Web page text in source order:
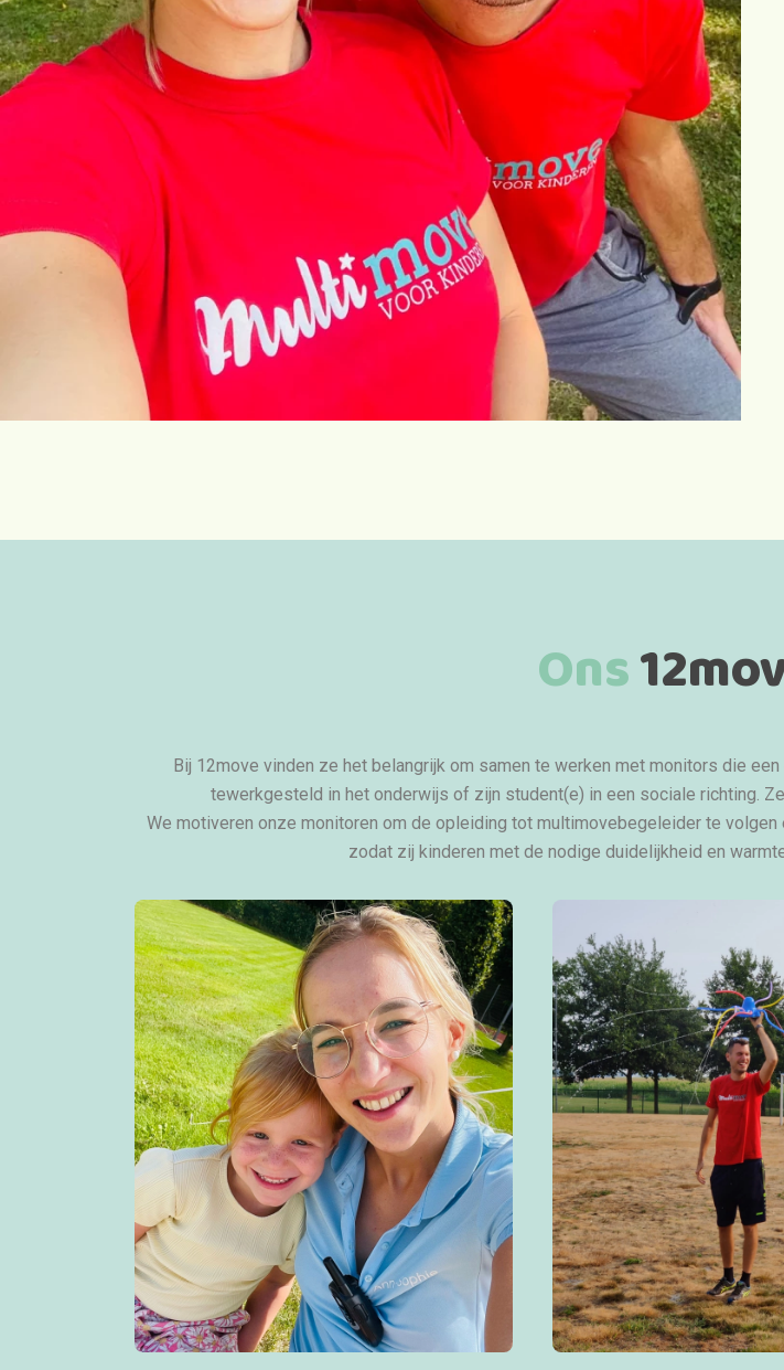
Ons
Bij 12move vinden ze het belangrijk om samen te werken met monitors die
tewerkgesteld in het onderwijs of zijn student(e) in een sociale richting.
We motiveren onze monitoren om de opleiding tot multimovebegeleider te
zodat zij kinderen met de nodige duidelijkheid en